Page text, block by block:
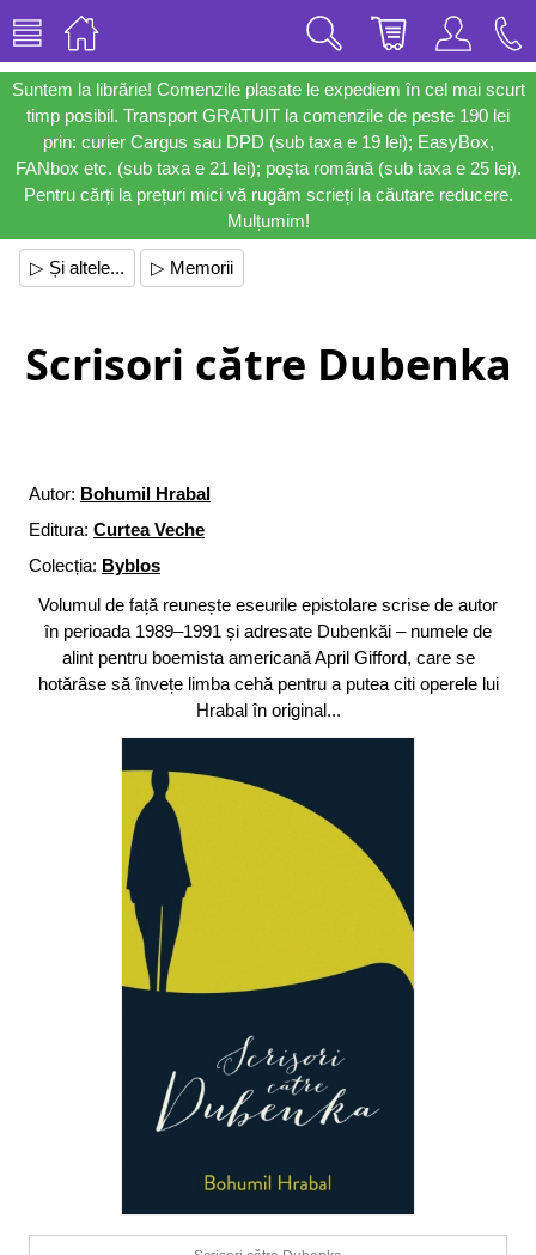
Suntem la librărie! Comenzile plasate le expediem în cel mai scurt
timp posibil. Transport GRATUIT la comenzile de peste 190 lei
prin: curier Cargus sau DPD (sub taxa e 19 lei); EasyBox,
FANbox etc. (sub taxa e 21 lei); poșta română (sub taxa e 25 lei).
Pentru cărți la prețuri mici vă rugăm scrieți la căutare reducere.
Mulțumim!
▷ Și altele... ▷ Memorii
Scrisori către Dubenka
Autor: Bohumil Hrabal
Editura: Curtea Veche
Colecția: Byblos
Volumul de față reunește eseurile epistolare scrise de autor
în perioada 1989–1991 și adresate Dubenkăi – numele de
alint pentru boemista americană April Gifford, care se
hotărâse să învețe limba cehă pentru a putea citi operele lui
Hrabal în original...